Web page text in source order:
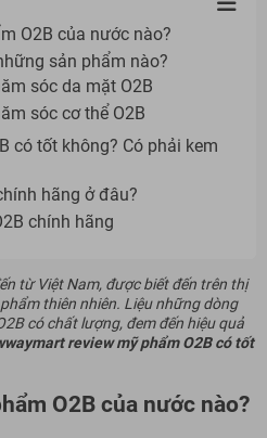
O2B của nước nào?
sản phẩm nào?
sóc da mặt O2B
sóc cơ thể O2B
có tốt không? Có phải kem
hãng ở đâu?
chính hãng
từ Việt Nam, được biết đến trên thị
thiên nhiên. Liệu những dòng
có chất lượng, đem đến hiệu quả
review mỹ phẩm O2B có tốt
O2B của nước nào?